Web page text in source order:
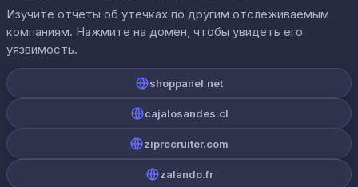
Изучите отчёты об утечках по другим отслеживаемым
компаниям. Нажмите на домен, чтобы увидеть его
уязвимость.
shoppanel.net
cajalosandes.cl
ziprecruiter.com
zalando.fr